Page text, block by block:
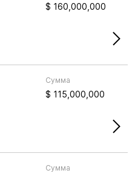
$ 160,000,000
Сумма
$ 115,000,000
Сумма